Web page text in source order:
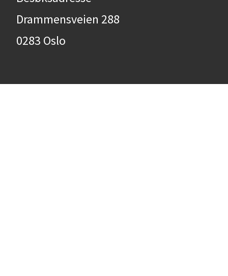
Drammensveien 288
0283 Oslo